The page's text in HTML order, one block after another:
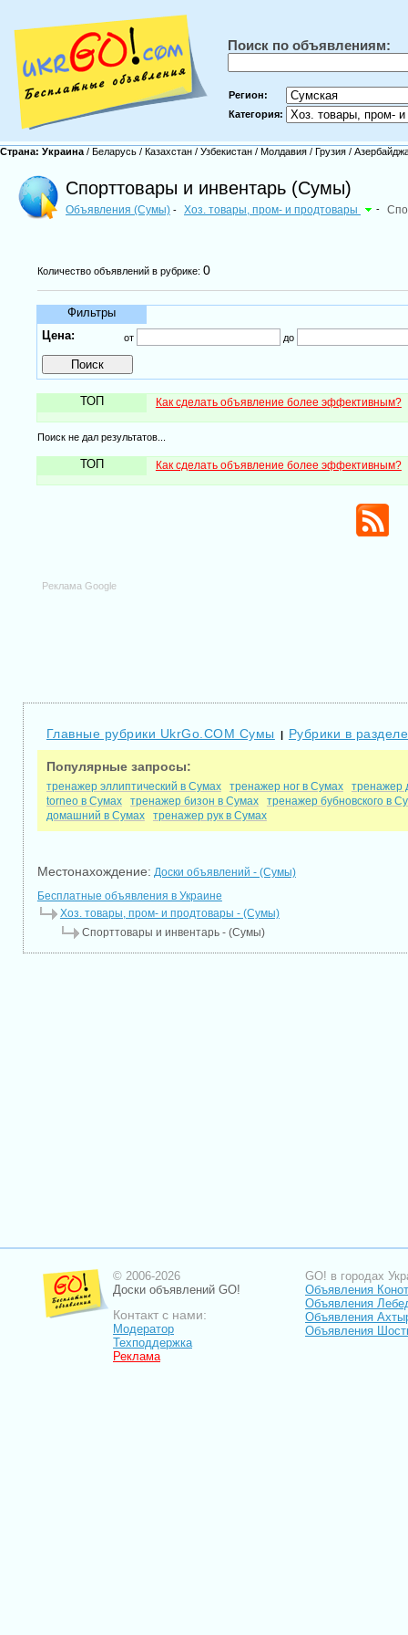
Поиск по объявлениям:
Регион:
Категория:
Страна: Украина / Беларусь / Казахстан / Узбекистан / Молдавия / Грузия /
Спорттовары и инвентарь (Сумы)
Объявления (Сумы) - Хоз. товары, пром- и продтовары -
Количество объявлений в рубрике: 0
Фильтры
Цена:
от до
ТОП Как сделать объявление более эффективным?
Поиск не дал результатов...
ТОП Как сделать объявление более эффективным?
Реклама Google
Главные рубрики UkrGo.COM Сумы | Рубрики в
Популярные запросы:
тренажер эллиптический в Сумах тренажер ног в Сумах
тренажер
torneo в Сумах
тренажер бизон в Сумах
тренажер бубновского в
домашний в Сумах
тренажер рук в Сумах
Местонахождение: Доски объявлений - (Сумы)
Бесплатные объявления в Украине
Хоз. товары, пром- и продтовары - (Сумы)
Спорттовары и инвентарь - (Сумы)
© 2006-2026
Доски объявлений GO!
Контакт с нами:
Модератор
Техподдержка
Реклама
GO! в городах
Объявления
Объявления
Объявления
Объявления